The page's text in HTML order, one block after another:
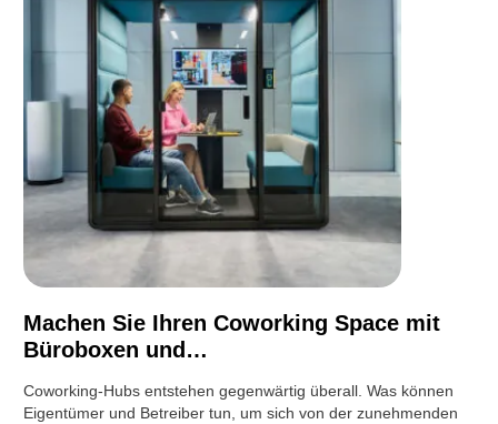
Machen Sie Ihren Coworking Space mit
Büroboxen und…
Coworking-Hubs entstehen gegenwärtig überall. Was können
Eigentümer und Betreiber tun, um sich von der zunehmenden